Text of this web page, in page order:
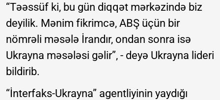
“Təəssüf ki, bu gün diqqət mərkəzində biz
deyilik. Mənim fikrimcə, ABŞ üçün bir
nömrəli məsələ İrandır, ondan sonra isə
Ukrayna məsələsi gəlir”, - deyə Ukrayna lideri
bildirib.
“İnterfaks-Ukrayna” agentliyinin yaydığı